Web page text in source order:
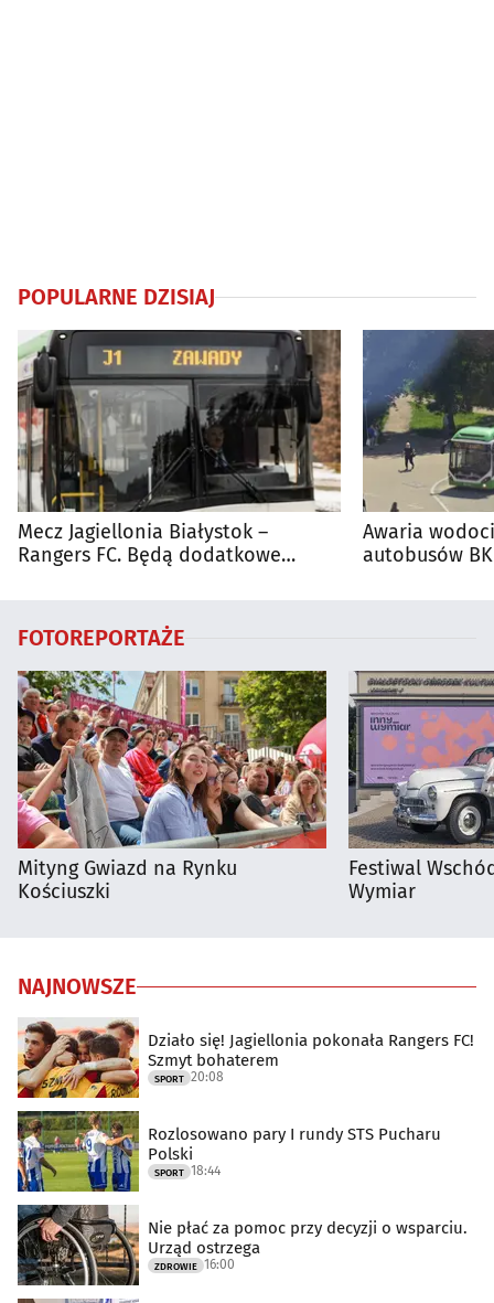
POPULARNE DZISIAJ
Mecz Jagiellonia Białystok –
Rangers FC. Będą dodatkowe
Awaria
autobusów
FOTOREPORTAŻE
Mityng Gwiazd na Rynku
Kościuszki
Festiwal
Wymiar
NAJNOWSZE
Działo się! Jagiellonia pokonała Rangers FC!
Szmyt bohaterem
SPORT 20:08
Rozlosowano pary I rundy STS Pucharu
Polski
SPORT 18:44
Nie płać za pomoc przy decyzji o wsparciu.
Urząd ostrzega
ZDROWIE 16:00